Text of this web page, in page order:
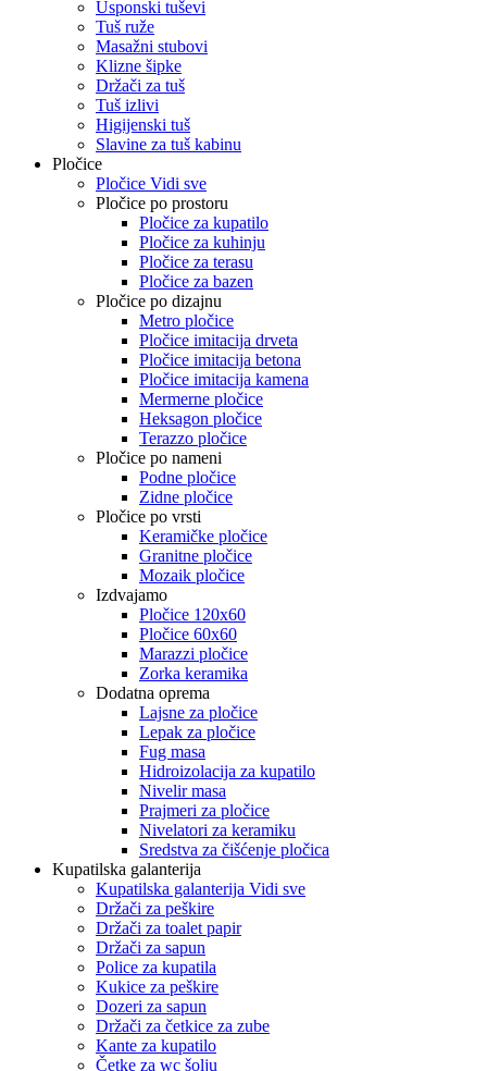
Usponski tuševi
Tuš ruže
Masažni stubovi
Klizne šipke
Držači za tuš
Tuš izlivi
Higijenski tuš
Slavine za tuš kabinu
Pločice
Pločice Vidi sve
Pločice po prostoru
Pločice za kupatilo
Pločice za kuhinju
Pločice za terasu
Pločice za bazen
Pločice po dizajnu
Metro pločice
Pločice imitacija drveta
Pločice imitacija betona
Pločice imitacija kamena
Mermerne pločice
Heksagon pločice
Terazzo pločice
Pločice po nameni
Podne pločice
Zidne pločice
Pločice po vrsti
Keramičke pločice
Granitne pločice
Mozaik pločice
Izdvajamo
Pločice 120x60
Pločice 60x60
Marazzi pločice
Zorka keramika
Dodatna oprema
Lajsne za pločice
Lepak za pločice
Fug masa
Hidroizolacija za kupatilo
Nivelir masa
Prajmeri za pločice
Nivelatori za keramiku
Sredstva za čišćenje pločica
Kupatilska galanterija
Kupatilska galanterija Vidi sve
Držači za peškire
Držači za toalet papir
Držači za sapun
Police za kupatila
Kukice za peškire
Dozeri za sapun
Držači za četkice za zube
Kante za kupatilo
Četke za wc šolju